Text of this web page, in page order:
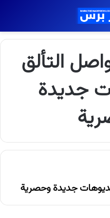
التألق
جديدة
جديدة وحصرية